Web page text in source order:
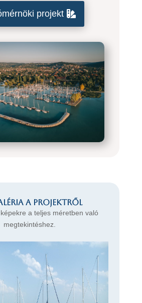
projekt
a projektről
a teljes méretben való
megtekintéshez.